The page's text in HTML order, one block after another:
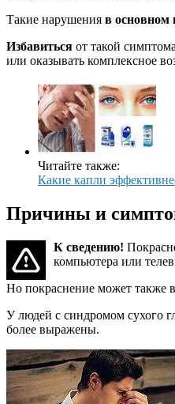
Такие нарушения в основном
Избавиться от такой
или оказывать комплексное
Читайте также:
Какие капли
Причины и
К сведению!
компьютера или
Но покраснение может также
У людей с синдромом сухого
более выражены.